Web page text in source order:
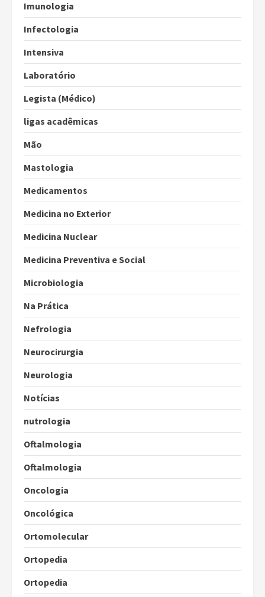
Imunologia
Infectologia
Intensiva
Laboratório
Legista (Médico)
ligas acadêmicas
Mão
Mastologia
Medicamentos
Medicina no Exterior
Medicina Nuclear
Medicina Preventiva e Social
Microbiologia
Na Prática
Nefrologia
Neurocirurgia
Neurologia
Notícias
nutrologia
Oftalmologia
Oftalmologia
Oncologia
Oncológica
Ortomolecular
Ortopedia
Ortopedia